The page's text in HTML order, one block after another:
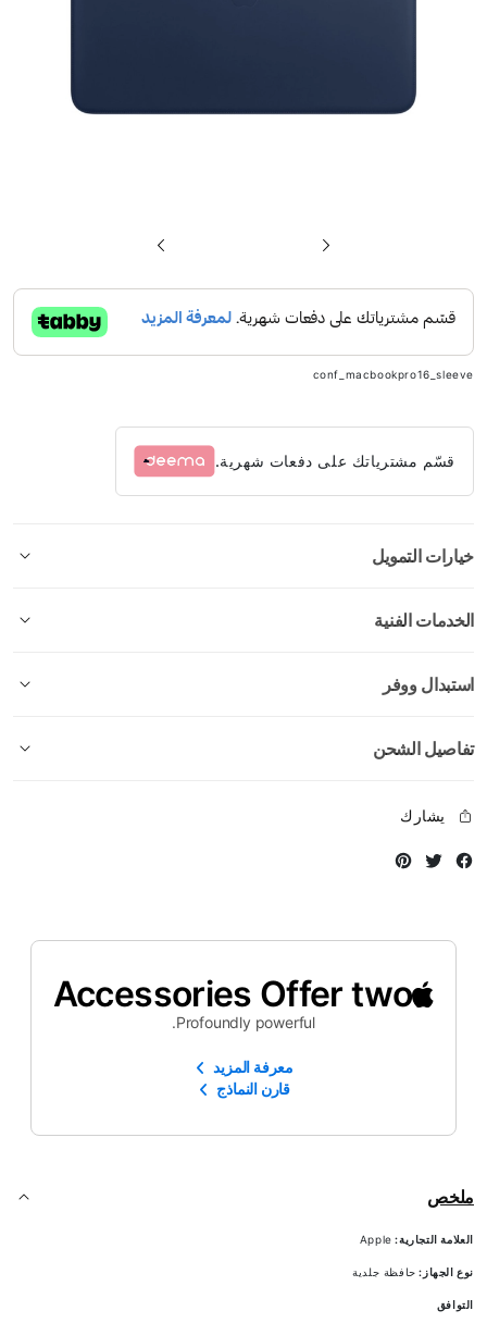
بداية
معرض
الصور
conf_macbookpro16_sleeve
قسّم مشترياتك على دفعات شهرية.
خيارات التمويل
الخدمات الفنية
استبدال ووفر
تفاصيل الشحن
يشارك
Facebook
Twitter
Accessories Offer two
Profoundly powerful.
معرفة المزيد
قارن النماذج
ملخص
العلامة التجارية: Apple
نوع الجهاز: حافظة جلدية
التوافق